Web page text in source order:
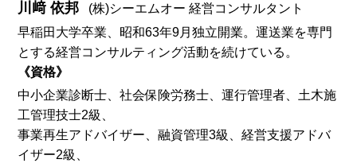
川﨑 依邦
(株)シーエムオー 経営コンサルタント
早稲田大学卒業、昭和63年9月独立開業。運送業を専門
とする経営コンサルティング活動を続けている。
《資格》
中小企業診断士、社会保険労務士、運行管理者、土木施
工管理技士2級、
事業再生アドバイザー、融資管理3級、経営支援アドバ
イザー2級、